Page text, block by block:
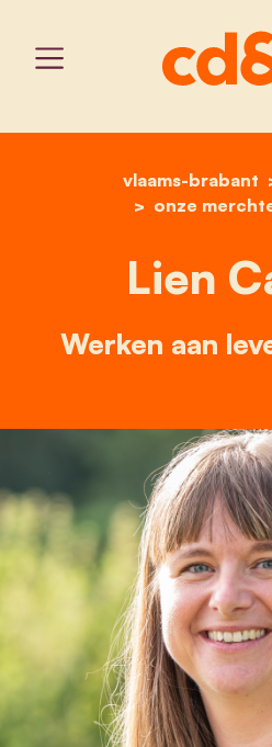
vlaams-brabant
onze
Lien
Werken aan